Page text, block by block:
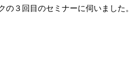
３回目のセミナーに伺いました。